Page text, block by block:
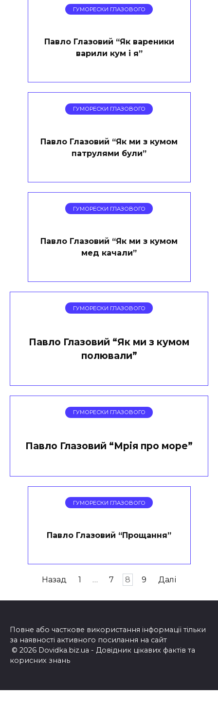
ГУМОРЕСКИ ГЛАЗОВОГО
Павло Глазовий “Як вареники
варили кум і я”
ГУМОРЕСКИ ГЛАЗОВОГО
Павло Глазовий “Як ми з кумом
патрулями були”
ГУМОРЕСКИ ГЛАЗОВОГО
Павло Глазовий “Як ми з кумом
мед качали”
ГУМОРЕСКИ ГЛАЗОВОГО
Павло Глазовий “Як ми з кумом
полювали”
ГУМОРЕСКИ ГЛАЗОВОГО
Павло Глазовий “Мрія про море”
ГУМОРЕСКИ ГЛАЗОВОГО
Павло Глазовий “Прощання”
ПагінаціяНазад 1 … 7 8 9 Далі
Повне або часткове використання інформації тільки
за наявності активного посилання на сайт
© 2026 Dovidka.biz.ua - Довідник цікавих фактів та
корисних знань